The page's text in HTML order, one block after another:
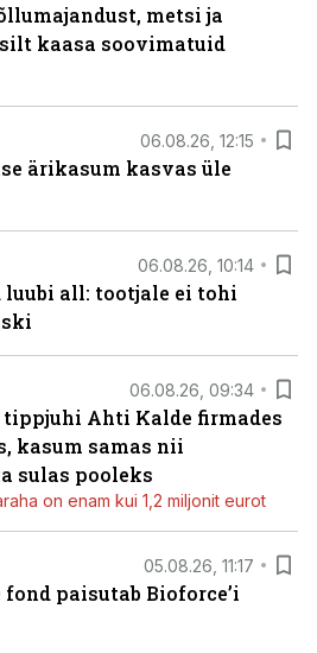
metsi ja
kaasa soovimatuid
06.08.26, 12:15
ärikasum kasvas üle
06.08.26, 10:14
all: tootjale ei tohi
06.08.26, 09:34
tippjuhi Ahti Kalde firmades
kasum samas nii
sulas pooleks
on enam kui 1,2 miljonit eurot
05.08.26, 11:17
paisutab Bioforce’i